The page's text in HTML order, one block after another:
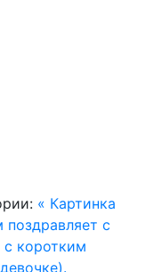
« Картинка
с
с коротким